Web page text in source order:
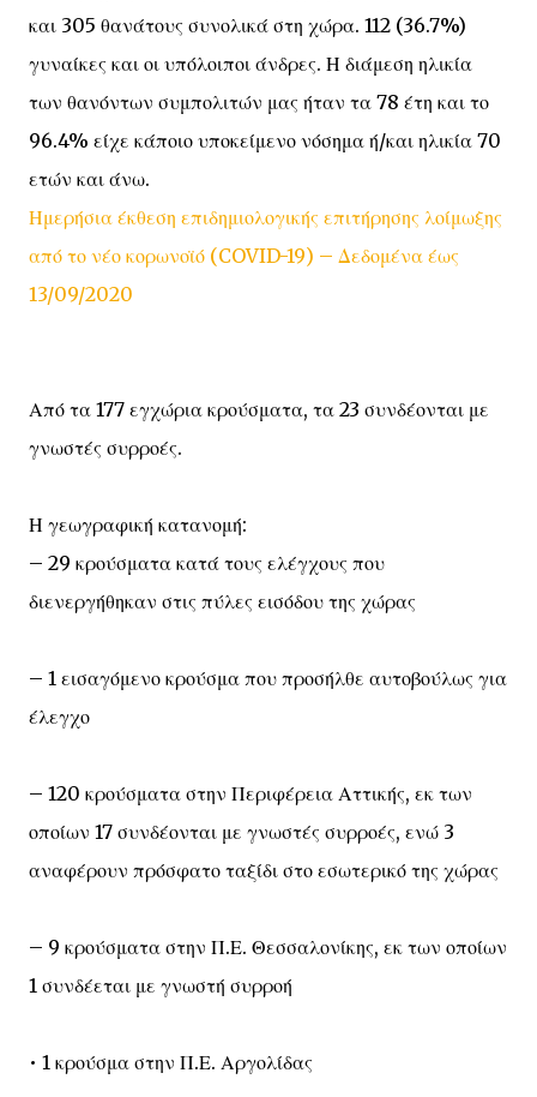
και 305 θανάτους συνολικά στη χώρα. 112 (36.7%)
γυναίκες και οι υπόλοιποι άνδρες. Η διάμεση ηλικία
των θανόντων συμπολιτών μας ήταν τα 78 έτη και το
96.4% είχε κάποιο υποκείμενο νόσημα ή/και ηλικία 70
ετών και άνω.
Ημερήσια έκθεση επιδημιολογικής επιτήρησης λοίμωξης
από το νέο κορωνοϊό (COVID-19) – Δεδομένα έως
13/09/2020
Από τα 177 εγχώρια κρούσματα, τα 23 συνδέονται με
γνωστές συρροές.
Η γεωγραφική κατανομή:
– 29 κρούσματα κατά τους ελέγχους που
διενεργήθηκαν στις πύλες εισόδου της χώρας
– 1 εισαγόμενο κρούσμα που προσήλθε αυτοβούλως για
έλεγχο
– 120 κρούσματα στην Περιφέρεια Αττικής, εκ των
οποίων 17 συνδέονται με γνωστές συρροές, ενώ 3
αναφέρουν πρόσφατο ταξίδι στο εσωτερικό της χώρας
– 9 κρούσματα στην Π.Ε. Θεσσαλονίκης, εκ των οποίων
1 συνδέεται με γνωστή συρροή
• 1 κρούσμα στην Π.Ε. Αργολίδας